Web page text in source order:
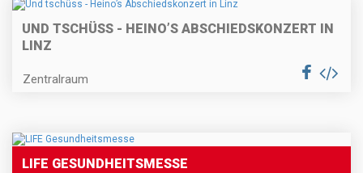
UND TSCHÜSS - HEINO’S ABSCHIEDSKONZERT IN
LINZ
Zentralraum
LIFE GESUNDHEITSMESSE